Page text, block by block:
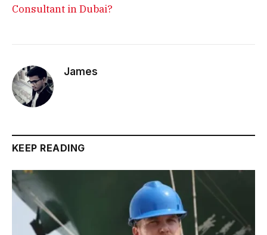
Consultant in Dubai?
James
KEEP READING